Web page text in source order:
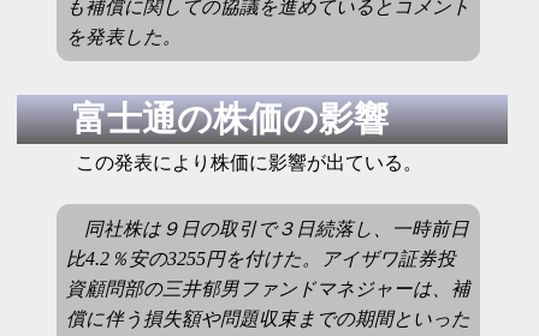
も補償に関しての協議を進めているとコメント
を発表した。
富士通の株価の影響
この発表により株価に影響が出ている。
同社株は９日の取引で３日続落し、一時前日
比4.2％安の3255円を付けた。アイザワ証券投
資顧問部の三井郁男ファンドマネジャーは、補
償に伴う損失額や問題収束までの期間といった